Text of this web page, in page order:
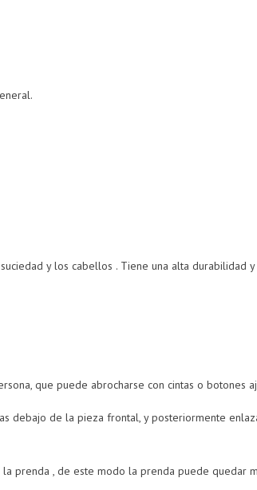
y los cabellos . Tiene una alta durabilidad
que puede abrocharse con cintas o botones
debajo de la pieza frontal, y posteriormente
prenda , de este modo la prenda puede quedar